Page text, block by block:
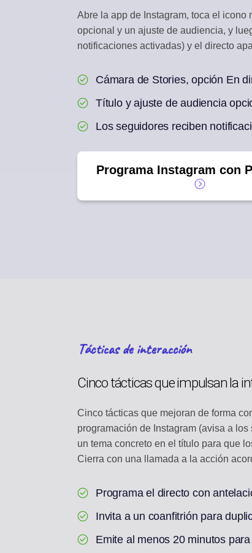
BANDEJA
Responde a
Un artículo en
Abre la app de Instagram, toca el
opcional y un ajuste de audiencia, y
notificaciones activadas) y el directo
Cámara de Stories, opción En
Título y ajuste de audiencia
Los seguidores reciben
Programa Instagram con
Tácticas de interacción
Cinco tácticas que impulsan la
Cinco tácticas que mejoran de forma
programación de Instagram (avisa a
un tema concreto en el título para que
Cierra con una llamada a la acción
Programa el directo con
Invita a un coanfitrión para
Emite al menos 20 minutos